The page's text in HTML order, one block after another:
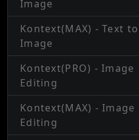
Image
Kontext(MAX) - Text to
Image
Kontext(PRO) - Image
Editing
Kontext(MAX) - Image
Editing